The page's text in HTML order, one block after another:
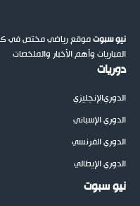
نيو سبوتموقع رياضي مختص في كرة
المباريات وأهم الأخبار والملخصات
دوريات
الدوريالإنجليزي
الدوري الإسباني
الدوري الفرنسي
الدوري الإيطالي
نيو سبوت